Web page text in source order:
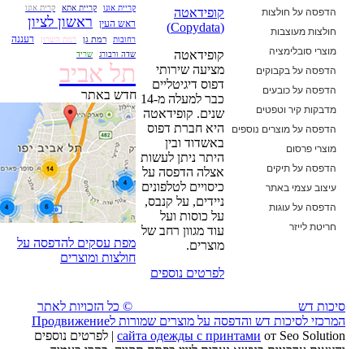
הדפסה על חולצות
חולצות מעוצבות
מוצרי סובלימציה
הדפסה על בקבוקים
הדפסה על כובעים
מדבקות קיר וטפטים
הדפסה על מוצרים נוספים
מוצרי פרסום
הדפסה על תיקים
עיצוב עצמי באתר
הדפסה על עוגות
חריטת לייזר
קופידאטה
קופידאטה
מציעה שירותי
דפוס דיגיטליים
כבר למעלה מ-14
שנים. קופידאטה
היא חברת דפוס
באשדוד ובין
היתר ניתן לעשות
אצלה הדפסה על
כיסויים לטלפונים
ניידים, על קנבס,
על כוסות ועל
עוד מגוון רחב של
מוצרים.
לפרטים נוספים
קריית אונו
קריית אתא קרית אונו
ראש העין ראשון לציון
רחובות רמת גן רמת השרון רעננה
שדה ורבורג שריד
תל אביב
חדש באתר
מפת עסקים להדפסה על
חולצות ומוצרים
סיכות דש© כל הזכויות לאתר
המרכזי לסיכות דש והדפסה על מוצרים שמורות לПродвижение
сайта одежды с принтамиот Seo Solution | לפרטים נוספים